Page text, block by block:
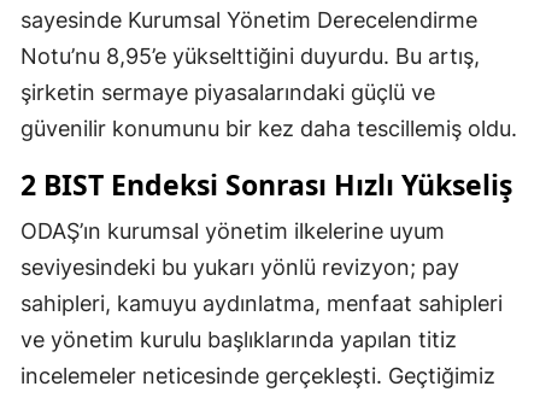
sayesinde Kurumsal Yönetim Derecelendirme
Notu’nu 8,95’e yükselttiğini duyurdu. Bu artış,
şirketin sermaye piyasalarındaki güçlü ve
güvenilir konumunu bir kez daha tescillemiş oldu.
2 BIST Endeksi Sonrası Hızlı Yükseliş
ODAŞ’ın kurumsal yönetim ilkelerine uyum
seviyesindeki bu yukarı yönlü revizyon; pay
sahipleri, kamuyu aydınlatma, menfaat sahipleri
ve yönetim kurulu başlıklarında yapılan titiz
incelemeler neticesinde gerçekleşti. Geçtiğimiz